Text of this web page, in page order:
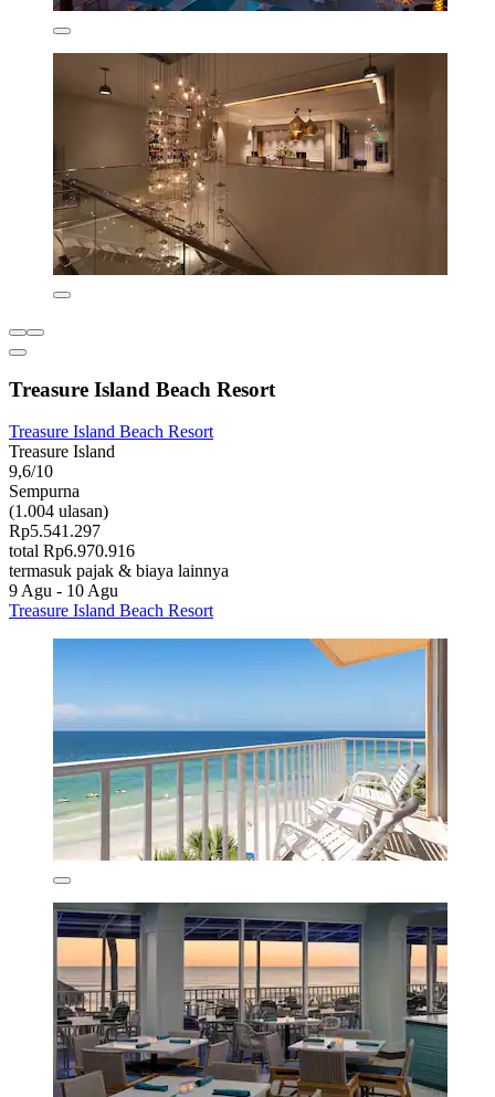
Treasure Island Beach Resort
Treasure Island Beach Resort
Treasure Island
9,6/10
Sempurna
(1.004 ulasan)
Rp5.541.297
total Rp6.970.916
termasuk pajak & biaya lainnya
9 Agu - 10 Agu
Treasure Island Beach Resort